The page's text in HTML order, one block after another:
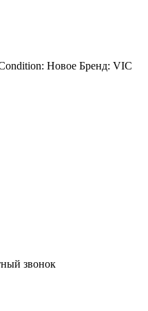
Новое Бренд: VIC
звонок